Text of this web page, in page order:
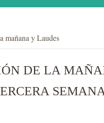
mañana y Laudes
DE LA